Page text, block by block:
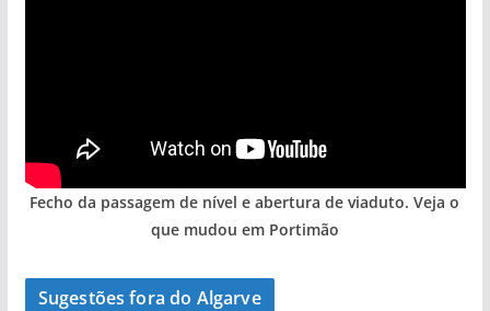
Fecho da passagem de nível e abertura de viaduto. Veja o
que mudou em Portimão
Sugestões fora do Algarve